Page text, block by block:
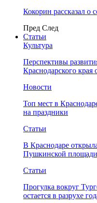
Кокорин рассказал о
Пред След
Статьи
Культура
Перспективы
Краснодарского края
Новости
Топ мест в
на праздники
Статьи
В Краснодаре
Пушкинской
Статьи
Прогулка вокруг
остается в разрухе